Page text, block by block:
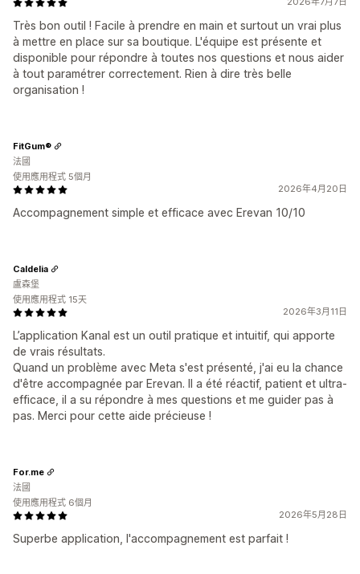
Très bon outil ! Facile à prendre en main et surtout un vrai plus
à mettre en place sur sa boutique. L'équipe est présente et
disponible pour répondre à toutes nos questions et nous aider
à tout paramétrer correctement. Rien à dire très belle
organisation !
2026年4月20日
Accompagnement simple et efficace avec Erevan 10/10
FitGum®
法國
使用應用程式 5個月
2026年3月11日
L’application Kanal est un outil pratique et intuitif, qui apporte
de vrais résultats.
Quand un problème avec Meta s'est présenté, j'ai eu la chance
d'être accompagnée par Erevan. Il a été réactif, patient et ultra-
efficace, il a su répondre à mes questions et me guider pas à
pas. Merci pour cette aide précieuse !
Caldelia
盧森堡
使用應用程式 15天
2026年5月28日
Superbe application, l'accompagnement est parfait !
For.me
法國
使用應用程式 6個月